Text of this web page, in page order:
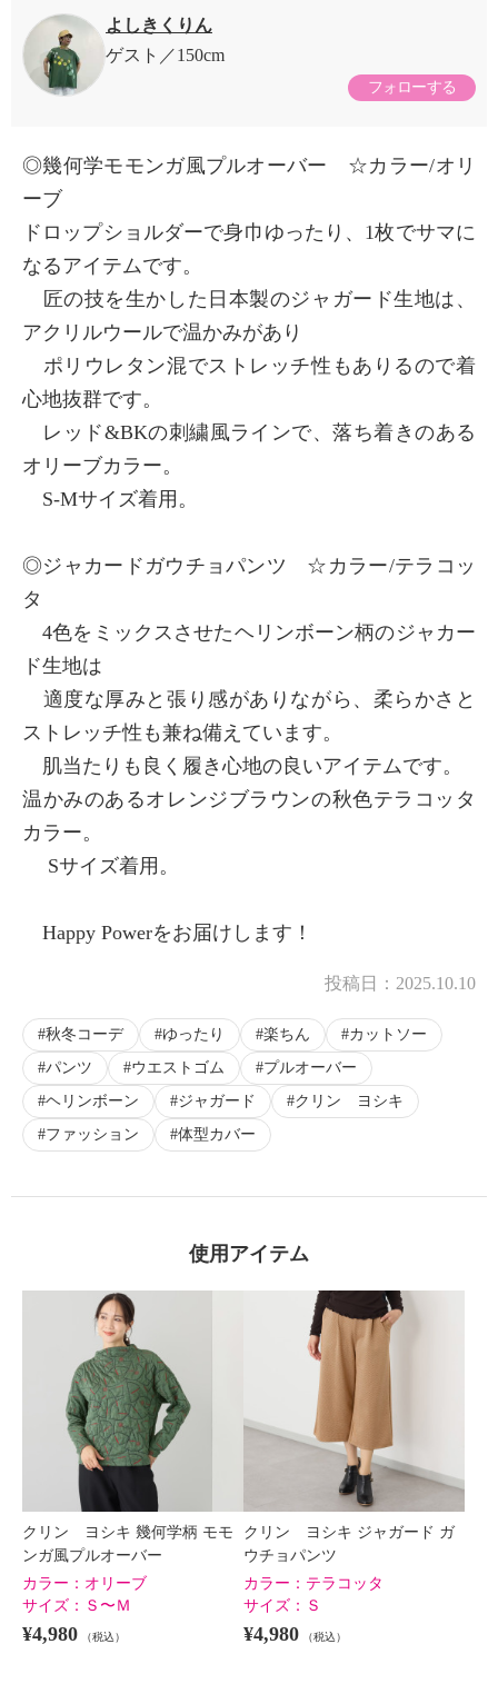
よしきくりん
ゲスト
150cm
フォローする
◎幾何学モモンガ風プルオーバー ☆カラー/オリ
ーブ
ドロップショルダーで身巾ゆったり、1枚でサマに
なるアイテムです。
匠の技を生かした日本製のジャガード生地は、
アクリルウールで温かみがあり
ポリウレタン混でストレッチ性もありるので着
心地抜群です。
レッド&BKの刺繍風ラインで、落ち着きのある
オリーブカラー。
S-Mサイズ着用。
◎ジャカードガウチョパンツ ☆カラー/テラコッ
タ
4色をミックスさせたヘリンボーン柄のジャカー
ド生地は
適度な厚みと張り感がありながら、柔らかさと
ストレッチ性も兼ね備えています。
肌当たりも良く履き心地の良いアイテムです。
温かみのあるオレンジブラウンの秋色テラコッタ
カラー。
Sサイズ着用。
Happy Powerをお届けします！
投稿日： 2025.10.10
秋冬コーデ ゆったり 楽ちん
カットソー
パンツ
ウエストゴム
プルオーバー
ヘリンボーン
ジャガード
クリン ヨシキ
ファッション
体型カバー
使用アイテム
クリン ヨシキ 幾何学柄 モモ
ンガ風プルオーバー
カラー： オリーブ
サイズ： Ｓ〜Ｍ
¥4,980 （税込）
クリン ヨシキ ジャガード ガ
ウチョパンツ
カラー： テラコッタ
サイズ： Ｓ
¥4,980 （税込）